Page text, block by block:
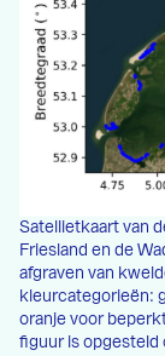
Satellietkaart van
Friesland en de
afgraven van
kleurcategorieën:
oranje voor
figuur is opgesteld